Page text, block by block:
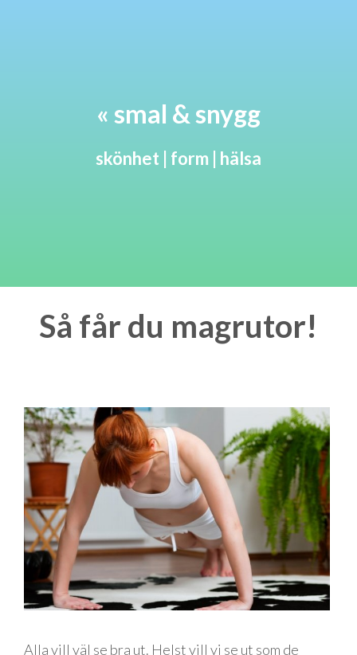
« smal & snygg
skönhet | form | hälsa
Så får du magrutor!
Alla vill väl se bra ut. Helst vill vi se ut som de